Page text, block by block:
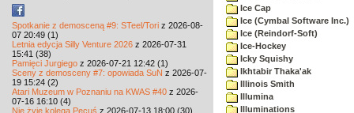
Spotkanie z demosceną #9: STeel/Tori z 2026-08-
07 20:49 (1)
Letnia edycja Silly Venture 2026 z 2026-07-31
15:41 (38)
Pamięci Jurgiego z 2026-07-21 12:42 (1)
Sceny z demosceny #7: opowiada SuN z 2026-07-
19 15:24 (2)
Atari Muzeum w Poznaniu na KWAS #40 z 2026-
07-16 16:10 (4)
Nie żyje kolega Pecuś z 2026-07-13 18:00 (30)
Ice Cap
Ice (Cymbal Software Inc.)
Ice (Reindorf-Soft)
Ice-Hockey
Icky Squishy
Ikhtabir Thaka'ak
Illinois Smith
Illumina
Illuminations